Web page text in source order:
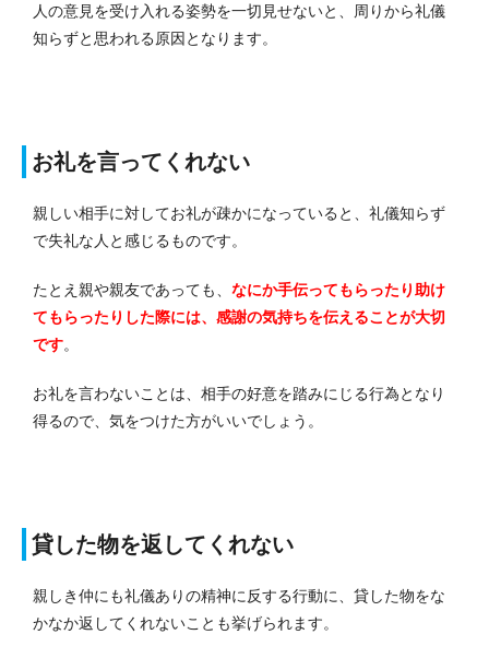
人の意見を受け入れる姿勢を一切見せないと、周りから礼儀
知らずと思われる原因となります。
お礼を言ってくれない
親しい相手に対してお礼が疎かになっていると、礼儀知らず
で失礼な人と感じるものです。
たとえ親や親友であっても、 なにか手伝ってもらったり助け
てもらったりした際には、感謝の気持ちを伝えることが大切
です。
お礼を言わないことは、相手の好意を踏みにじる行為となり
得るので、気をつけた方がいいでしょう。
貸した物を返してくれない
親しき仲にも礼儀ありの精神に反する行動に、貸した物をな
かなか返してくれないことも挙げられます。